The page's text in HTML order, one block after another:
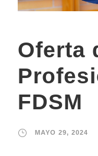
Oferta
FDSM
MAYO 29, 2024